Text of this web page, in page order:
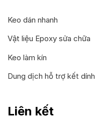
Keo dán nhanh
Vật liệu Epoxy sửa chữa
Keo làm kín
Dung dịch hỗ trợ kết dính
Liên kết